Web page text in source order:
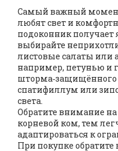
Самый важный
любят свет и
подоконник получает
выбирайте
листовые салаты или
например, петунью и
шторма‑защищённого
спатифиллум или
света.
Обратите внимание
корневой ком, тем
адаптироваться к
При покупке